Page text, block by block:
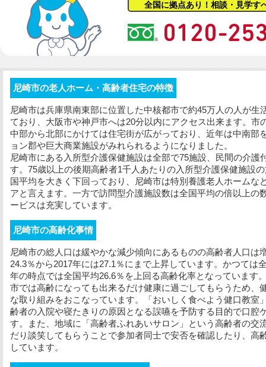
全国に拠点あり！相談・見学す
尼崎市の老人ホーム・高齢者住宅の特徴
尼崎市は兵庫県南東部に位置した中核都市で約45万人の人が
ており、大阪市や神戸市へは20分以内にアクセス出来ます。市
中部から北部にかけては住宅街が広がっており、近年は中南部
ョン郡や巨大商業施設がみれられるようになりました。
尼崎市にある入所型介護保健施設は全部で75施設、民間の介護
す。75歳以上の後期高齢者1千人あたりの入所型介護保健施設
国平均を大きく下回っており、尼崎市は特別養護老人ホームな
アと言えます。一方で訪問型介護施設数は全国平均の倍以上の
ービスは充実しています。
尼崎市の高齢化事情
尼崎市の総人口は緩やかな減少傾向にあるものの高齢者人口は
24.3％から2017年には27.1％にまで上昇しています。かつては
年の時点では全国平均26.6％を上回る高齢化率となっています
市では高齢になっても出来るだけ健康に過ごしてもらうため、
な取り組みをおこなっています。「おいしく食べよう健口教室
齢者の入院や寝たきりの原因となる誤嚥を予防する目的で口腔
す。また、地域に「高齢者ふれあいサロン」という高齢者の交
だり談笑してもらうことで参加者同士で安否を確認したり、高
しています。